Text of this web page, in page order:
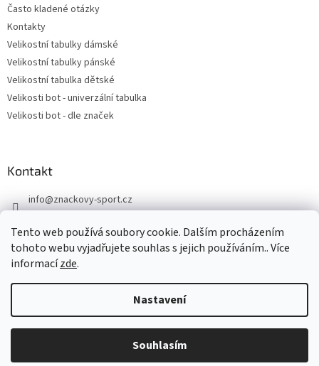
Tento web používá soubory cookie. Dalším procházením
tohoto webu vyjadřujete souhlas s jejich používáním.. Více
informacízde.
Nastavení
Souhlasím
DOVOLENÁ - objednávky přijaté nyní odešleme v pondělí 10.8.
Často kladené otázky
Kontakty
Velikostní tabulky dámské
Velikostní tabulky pánské
Velikostní tabulka dětské
Velikosti bot - univerzální tabulka
Velikosti bot - dle značek
Kontakt
info@znackovy-sport.cz
Vytvořil Shoptet
Značkový sport. Všechna práva vyhrazena.